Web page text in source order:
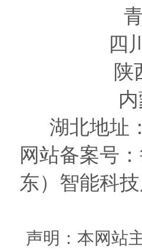
四川
陕
湖北地址
网站备案号：
东）智能科
声明：本网站